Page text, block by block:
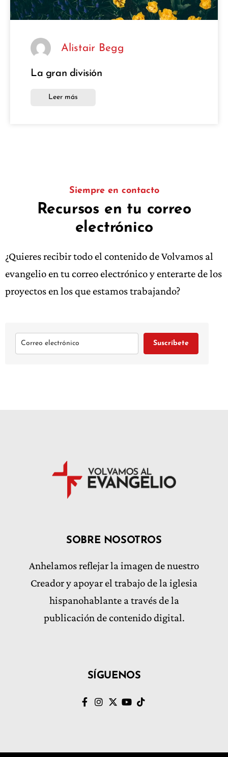
Alistair Begg
La gran división
Leer más
Siempre en contacto
Recursos en tu correo
electrónico
¿Quieres recibir todo el contenido de Volvamos al
evangelio en tu correo electrónico y enterarte de los
proyectos en los que estamos trabajando?
Suscríbete
SOBRE NOSOTROS
Anhelamos reflejar la imagen de nuestro
Creador y apoyar el trabajo de la iglesia
hispanohablante a través de la
publicación de contenido digital.
SÍGUENOS